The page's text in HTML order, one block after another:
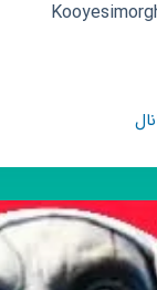
کانال
کوی
سیمرغ